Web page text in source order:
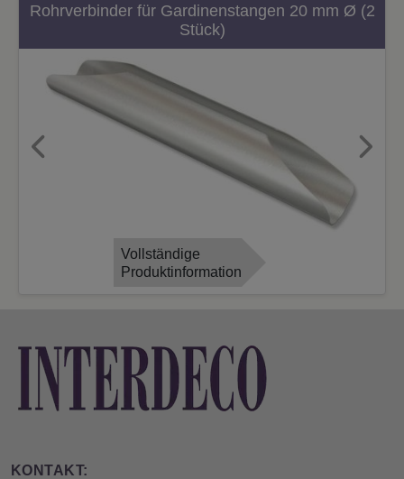
Rohrverbinder für Gardinenstangen 20 mm Ø (2
Stück)
Vollständige
Produktinformation
Previous Next
KONTAKT: